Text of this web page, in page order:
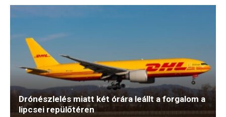
Drónészlelés miatt két órára leállt a forgalom a
lipcsei repülőtéren